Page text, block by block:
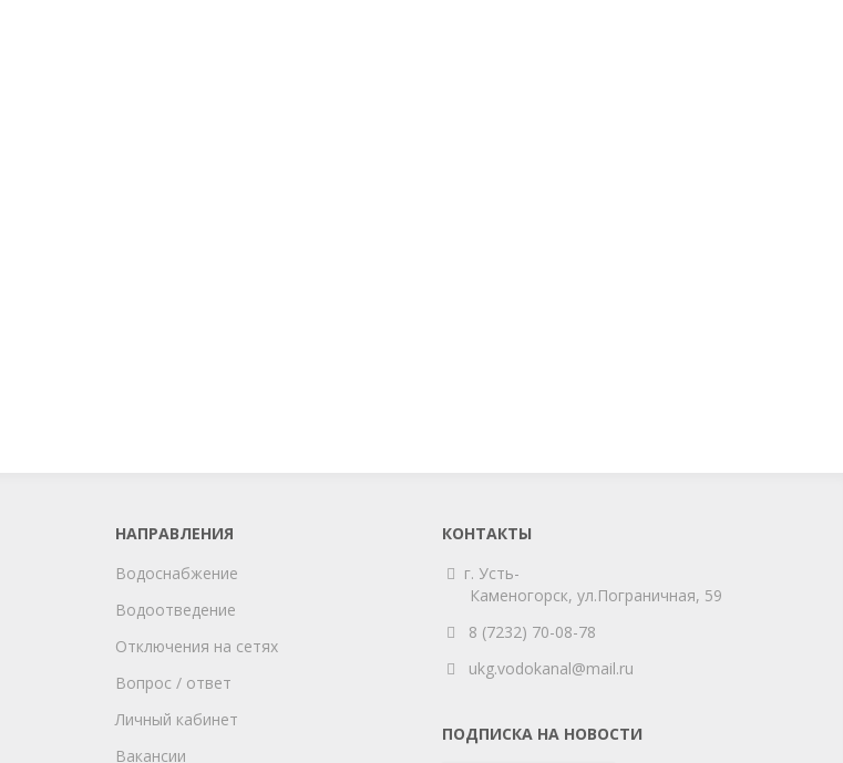
НАПРАВЛЕНИЯ
Водоснабжение
Водоотведение
Отключения на сетях
Вопрос / ответ
Личный кабинет
Вакансии
КОНТАКТЫ
г. Усть-
Каменогорск, ул.Пограничная, 59
8 (7232) 70-08-78
ukg.vodokanal@mail.ru
ПОДПИСКА НА НОВОСТИ